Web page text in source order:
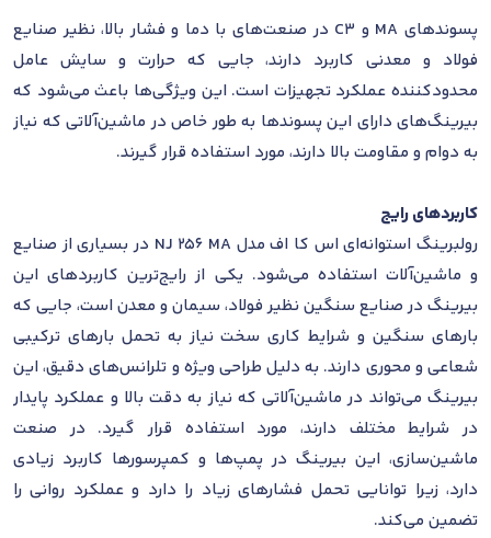
پسوندهای MA و C3 در صنعت‌های با دما و فشار بالا، نظیر صنایع
فولاد و معدنی کاربرد دارند، جایی که حرارت و سایش عامل
محدودکننده عملکرد تجهیزات است. این ویژگی‌ها باعث می‌شود که
بیرینگ‌های دارای این پسوندها به طور خاص در ماشین‌آلاتی که نیاز
به دوام و مقاومت بالا دارند، مورد استفاده قرار گیرند.
کاربردهای رایج
رولبرینگ استوانه‌ای اس کا اف مدل NJ 256 MA در بسیاری از صنایع
و ماشین‌آلات استفاده می‌شود. یکی از رایج‌ترین کاربردهای این
بیرینگ در صنایع سنگین نظیر فولاد، سیمان و معدن است، جایی که
بارهای سنگین و شرایط کاری سخت نیاز به تحمل بارهای ترکیبی
شعاعی و محوری دارند. به دلیل طراحی ویژه و تلرانس‌های دقیق، این
بیرینگ می‌تواند در ماشین‌آلاتی که نیاز به دقت بالا و عملکرد پایدار
در شرایط مختلف دارند، مورد استفاده قرار گیرد. در صنعت
ماشین‌سازی، این بیرینگ در پمپ‌ها و کمپرسورها کاربرد زیادی
دارد، زیرا توانایی تحمل فشارهای زیاد را دارد و عملکرد روانی را
تضمین می‌کند.